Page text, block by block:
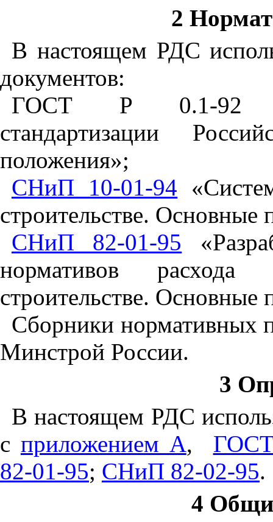
2
В настоящем РДС
документов:
ГОСТ Р 0.1-92
стандартизации
положения»;
СНиП 10-01-94
строительстве. Основные
СНиП 82-01-95
нормативов расхода
строительстве. Основ­ные
Сборники нормативных
Минстрой России.
3
В настоящем РДС
с приложением А,
82-01-95; СНиП 82-02-95.
4